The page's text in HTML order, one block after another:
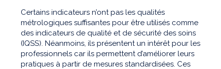
Certains indicateurs n’ont pas les qualités
métrologiques suffisantes pour être utilisés comme
des indicateurs de qualité et de sécurité des soins
(IQSS). Néanmoins, ils présentent un intérêt pour les
professionnels car ils permettent d’améliorer leurs
pratiques à partir de mesures standardisées. Ces